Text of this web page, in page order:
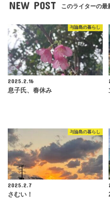
NEW POST このライターの最
与論島の暮らし
2025.2.16
息子氏、春休み
与論島の暮らし
2025.2.7
さむい！